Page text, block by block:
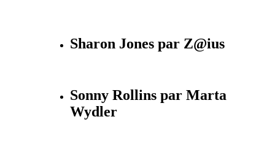
Sharon Jones par Z@ius
Sonny Rollins par Marta
Wydler